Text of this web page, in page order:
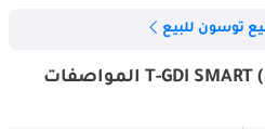
توسون للبيع
هيونداي توسون 1.6 T-GDI SMART (FWD) المواصفات